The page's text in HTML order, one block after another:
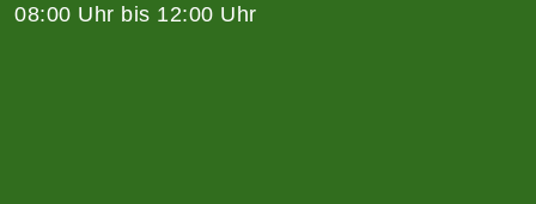
08:00 Uhr bis 12:00 Uhr